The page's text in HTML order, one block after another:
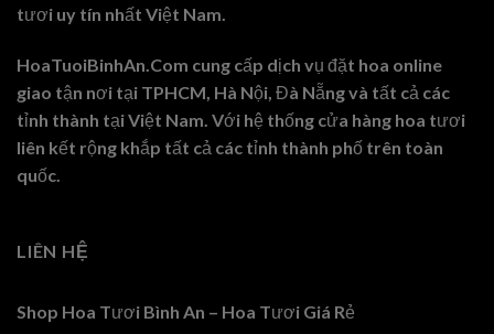
tươi uy tín nhất Việt Nam.
HoaTuoiBinhAn.Com cung cấp dịch vụ đặt hoa online
giao tận nơi tại TPHCM, Hà Nội, Đà Nẵng và tất cả các
tỉnh thành tại Việt Nam. Với hệ thống cửa hàng hoa tươi
liên kết rộng khắp tất cả các tỉnh thành phố trên toàn
quốc.
LIÊN HỆ
Shop Hoa Tươi Bình An – Hoa Tươi Giá Rẻ